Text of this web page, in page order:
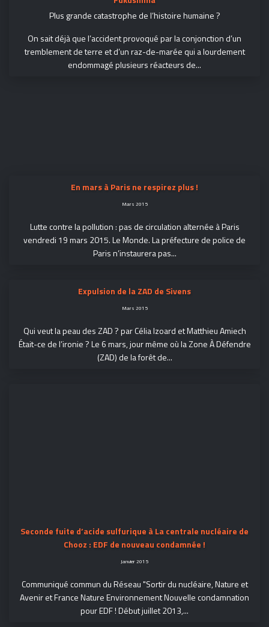
Plus grande catastrophe de l’histoire humaine ?
On sait déjà que l’accident provoqué par la conjonction d’un
tremblement de terre et d’un raz-de-marée qui a lourdement
endommagé plusieurs réacteurs de...
En mars à Paris ne respirez plus !
Mars 2015
Lutte contre la pollution : pas de circulation alternée à Paris
vendredi 19 mars 2015. Le Monde. La préfecture de police de
Paris n’instaurera pas...
Expulsion de la ZAD de Sivens
Mars 2015
Qui veut la peau des ZAD ? par Célia Izoard et Matthieu Amiech
Était-ce de l’ironie ? Le 6 mars, jour même où la Zone À Défendre
(ZAD) de la forêt de...
Seconde fuite d’acide sulfurique à La centrale nucléaire de
Chooz : EDF de nouveau condamnée !
Janvier 2015
Communiqué commun du Réseau "Sortir du nucléaire, Nature et
Avenir et France Nature Environnement Nouvelle condamnation
pour EDF ! Début juillet 2013,...